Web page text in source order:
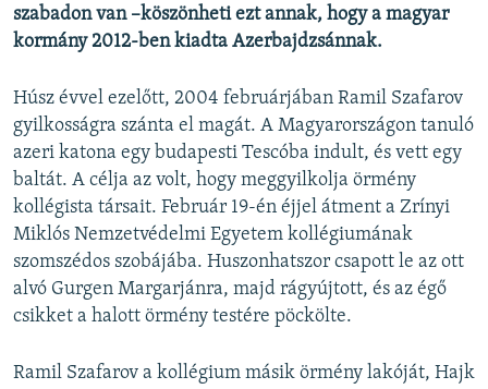
Valamennyi RFE/RL weboldal
szabadon van –köszönheti ezt annak, hogy a magyar
kormány 2012-ben kiadta Azerbajdzsánnak.
Húsz évvel ezelőtt, 2004 februárjában Ramil Szafarov
gyilkosságra szánta el magát. A Magyarországon tanuló
azeri katona egy budapesti Tescóba indult, és vett egy
baltát. A célja az volt, hogy meggyilkolja örmény
kollégista társait. Február 19-én éjjel átment a Zrínyi
Miklós Nemzetvédelmi Egyetem kollégiumának
szomszédos szobájába. Huszonhatszor csapott le az ott
alvó Gurgen Margarjánra, majd rágyújtott, és az égő
csikket a halott örmény testére pöckölte.
Ramil Szafarov a kollégium másik örmény lakóját, Hajk